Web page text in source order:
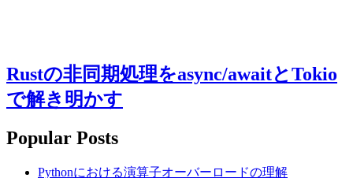
Rustの非同期処理をasync/awaitとTokio
で解き明かす
Popular Posts
Pythonにおける演算子オーバーロードの理解